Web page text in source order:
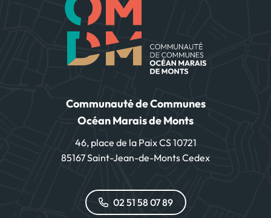
Communauté de Communes
Océan Marais de Monts
46, place de la Paix CS 10721
85167 Saint-Jean-de-Monts Cedex
02 51 58 07 89